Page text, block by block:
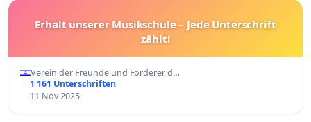
Erhalt unserer Musikschule – Jede Unterschrift
zählt!
Verein der Freunde und Förderer d…
1 161 Unterschriften
11 Nov 2025